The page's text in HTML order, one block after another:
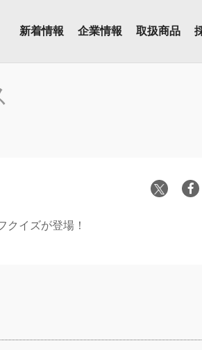
新着情報 企業情報 取扱商品
クイズが登場！